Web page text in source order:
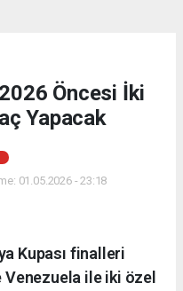
Öncesi İki
Yapacak
01.05.2026 - 23:18
Kupası finalleri
ile iki özel